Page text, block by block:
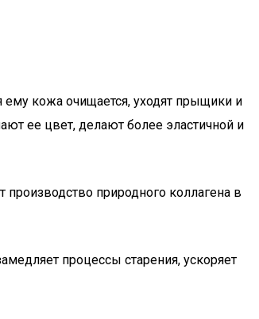
кожа очищается, уходят прыщики и
ее цвет, делают более эластичной и
природного коллагена в
процессы старения, ускоряет